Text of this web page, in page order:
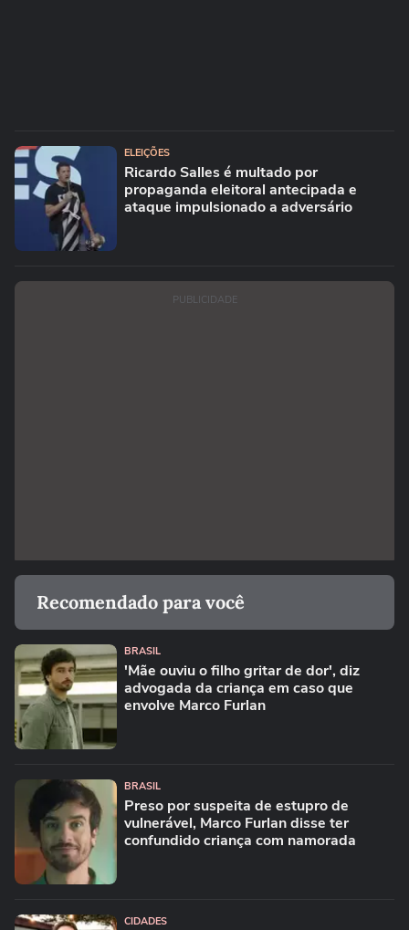
ELEIÇÕES
Ricardo Salles é multado por
propaganda eleitoral antecipada e
ataque impulsionado a adversário
PUBLICIDADE
Recomendado para você
BRASIL
'Mãe ouviu o filho gritar de dor', diz
advogada da criança em caso que
envolve Marco Furlan
BRASIL
Preso por suspeita de estupro de
vulnerável, Marco Furlan disse ter
confundido criança com namorada
CIDADES